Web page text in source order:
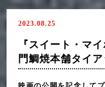
2023.08.25
『スイート・マ
門鯛焼本舗タイ